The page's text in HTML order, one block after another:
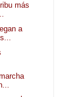
más
a